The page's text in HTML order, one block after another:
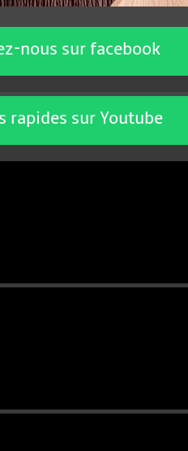
nous sur facebook
rapides sur Youtube